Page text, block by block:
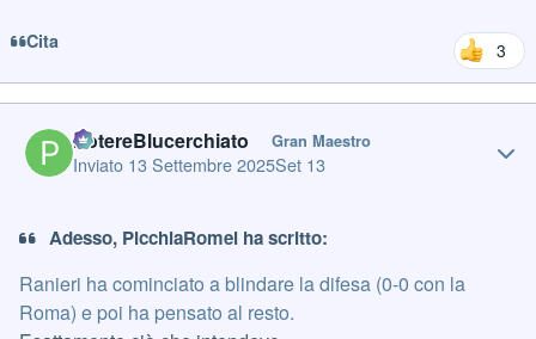
Cita 3
PotereBlucerchiato Gran Maestro
Inviato 13 Settembre 2025Set 13
Adesso, PicchiaRomei ha scritto:
Ranieri ha cominciato a blindare la difesa (0-0 con la
Roma) e poi ha pensato al resto.